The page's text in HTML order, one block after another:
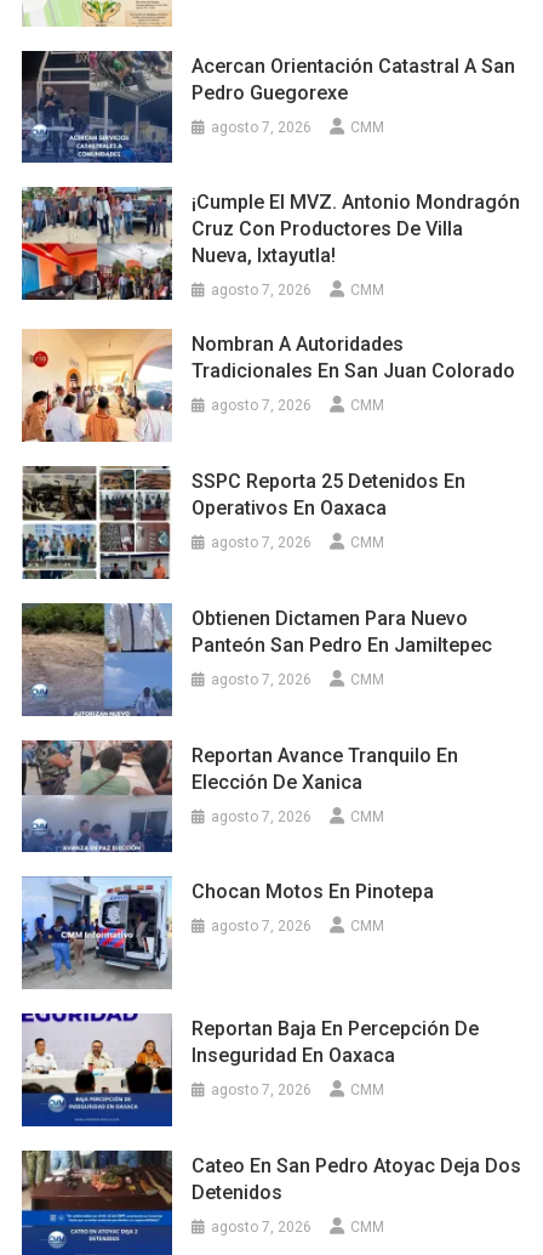
Acercan Orientación Catastral A San
Pedro Guegorexe
agosto 7, 2026 CMM
¡Cumple El MVZ. Antonio Mondragón
Cruz Con Productores De Villa
Nueva, Ixtayutla!
agosto 7, 2026 CMM
Nombran A Autoridades
Tradicionales En San Juan Colorado
agosto 7, 2026 CMM
SSPC Reporta 25 Detenidos En
Operativos En Oaxaca
agosto 7, 2026 CMM
Obtienen Dictamen Para Nuevo
Panteón San Pedro En Jamiltepec
agosto 7, 2026 CMM
Reportan Avance Tranquilo En
Elección De Xanica
agosto 7, 2026 CMM
Chocan Motos En Pinotepa
agosto 7, 2026 CMM
Reportan Baja En Percepción De
Inseguridad En Oaxaca
agosto 7, 2026 CMM
Cateo En San Pedro Atoyac Deja Dos
Detenidos
agosto 7, 2026 CMM